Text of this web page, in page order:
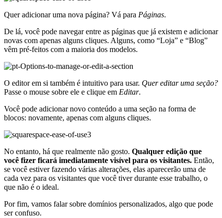
Quer adicionar uma nova página? Vá para Páginas.
De lá, você pode navegar entre as páginas que já existem e adicionar
novas com apenas alguns cliques. Alguns, como “Loja” e “Blog”
vêm pré-feitos com a maioria dos modelos.
O editor em si também é intuitivo para usar. Quer editar uma seção?
Passe o mouse sobre ele e clique em Editar.
Você pode adicionar novo conteúdo a uma seção na forma de
blocos: novamente, apenas com alguns cliques.
No entanto, há que realmente não gosto. Qualquer edição que
você fizer ficará imediatamente visível para os visitantes. Então,
se você estiver fazendo várias alterações, elas aparecerão uma de
cada vez para os visitantes que você tiver durante esse trabalho, o
que não é o ideal.
Por fim, vamos falar sobre domínios personalizados, algo que pode
ser confuso.